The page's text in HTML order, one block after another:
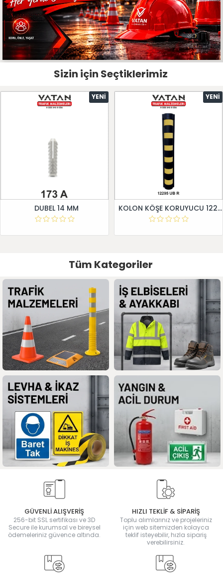
Sizin için Seçtiklerimiz
YENI
DUBEL 14 MM
YENI
KOLON KÖŞE KORUYUCU 12295 UB R
Tüm Kategoriler
GÜVENLİ ALIŞVERİŞ
256-bit SSL sertifikası ve 3D
Secure ile kurumsal ve bireysel
ödemeleriniz güvence altında.
HIZLI TEKLİF & SİPARİŞ
Toplu alımlarınız ve projeleriniz
için web sitemizden kolayca
teklif isteyebilir, hızla sipariş
verebilirsiniz.